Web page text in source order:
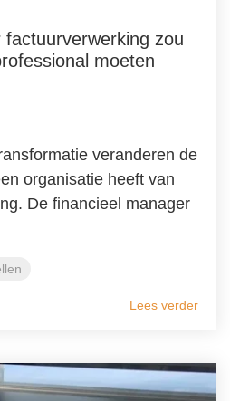
zou
moeten
veranderen de
organisatie heeft van
De financieel manager
Lees verder